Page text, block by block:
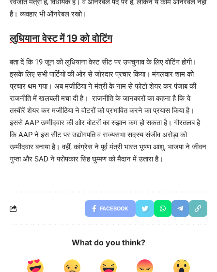
रवजोत मंत्री हैं, विधायक हैं। वे ऑनरेबल पद पर हैं, लेकिन ये काम ऑनरेबल नहीं
हैं। व्यवहार भी ऑनरेबल रखो।
लुधियाना वेस्ट में 19 को वोटिंग
बता दें कि 19 जून को लुधियाना वेस्ट सीट पर उपचुनाव के लिए वोटिंग होगी।
इसके लिए सभी पार्टियों की ओर से जोरदार प्रचार किया। मंगलवार शाम को
प्रचार थम गया। अब मजीठिया ने मंत्री के नाम से फोटो शेयर कर पंजाब की
राजनीति में खलबली मचा दी है। राजनीति के जानकारों का कहना है कि ये
तस्वीरें शेयर कर मजीठिया ने वोटरों को प्रभावित करने का प्रयास किया है।
इससे AAP उम्मीदवार की ओर वोटरों का रुझान कम हो सकता है। गौरतलब है
कि AAP ने इस सीट पर उद्योगपति व राज्यसभा सदस्य संजीव अरोड़ा को
उम्मीदवार बनाया है। वहीं, कांग्रेस ने पूर्व मंत्री भारत भूषण आशु, भाजपा ने जीवन
गुप्ता और SAD ने परोपकार सिंह घुम्मण को मैदान में उतारा है।
FACEBOOK
What do you think?